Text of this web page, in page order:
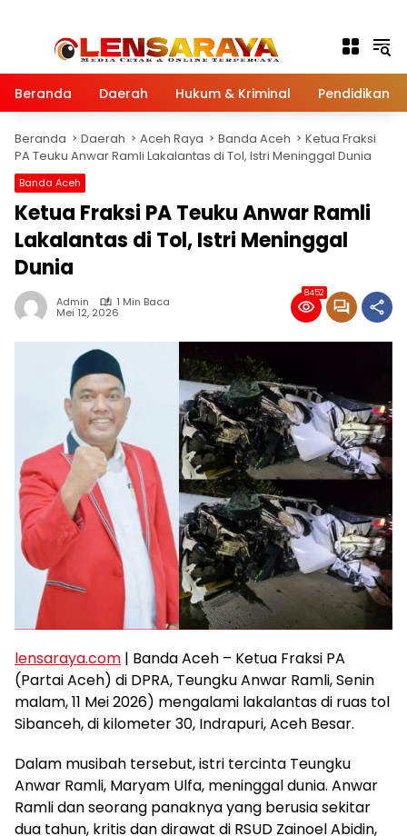
Beranda Daerah Hukum & Kriminal Pendidikan
Beranda Daerah Aceh Raya Banda Aceh
Ketua Fraksi
PA Teuku Anwar Ramli Lakalantas di Tol, Istri Meninggal Dunia
Banda Aceh
Ketua Fraksi PA Teuku Anwar Ramli
Lakalantas di Tol, Istri Meninggal
Dunia
Admin 1 Min Baca
Mei 12, 2026
8452
lensaraya.com | Banda Aceh – Ketua Fraksi PA
(Partai Aceh) di DPRA, Teungku Anwar Ramli, Senin
malam, 11 Mei 2026) mengalami lakalantas di ruas tol
Sibanceh, di kilometer 30, Indrapuri, Aceh Besar.
Dalam musibah tersebut, istri tercinta Teungku
Anwar Ramli, Maryam Ulfa, meninggal dunia. Anwar
Ramli dan seorang panaknya yang berusia sekitar
dua tahun, kritis dan dirawat di RSUD Zainoel Abidin,